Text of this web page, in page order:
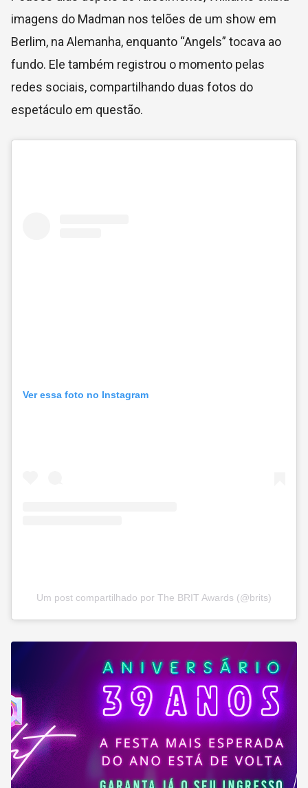
imagens do Madman nos telões de um show em
Berlim, na Alemanha, enquanto “Angels” tocava ao
fundo. Ele também registrou o momento pelas
redes sociais, compartilhando duas fotos do
espetáculo em questão.
Ver essa foto no Instagram
Um post compartilhado por The BRIT Awards (@brits)